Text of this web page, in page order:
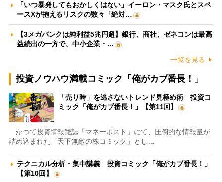
「いつ暴発してもおかしくはない」イーロン・マスク氏とスペ
ースXが抱えるリスクの数々「絶対…
【3メガバンクは純利益5兆円超】銀行、商社、ゼネコンは最高
益続出の一方で、中小企業・…
一覧を見る
投資ノウハウ満載コミック「俺がカブ番長！」
「売り時」を逃さないトレンド見極め術 投資コ
ミック「俺がカブ番長！」【第11回】
かつて投資情報雑誌「マネーポスト」にて、圧倒的な情報量が
詰め込まれた「天下無敵の株コミック」とし…
テクニカル分析・集中講義 投資コミック「俺がカブ番長！」
【第10回】